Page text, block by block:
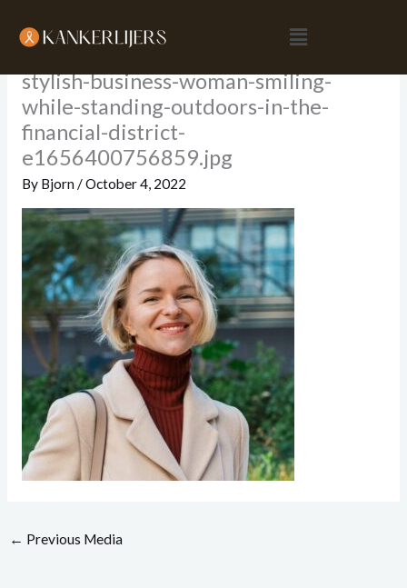
Menu
stylish-business-woman-smiling-
while-standing-outdoors-in-the-
financial-district-
e1656400756859.jpg
By Bjorn/October 4, 2022
← Previous Media